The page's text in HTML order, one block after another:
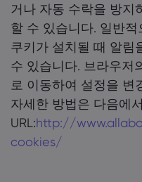
거나 자동 수락을 방지
할 수 있습니다. 일반
쿠키가 설치될 때 알림
수 있습니다. 브라우저
로 이동하여 설정을 변
자세한 방법은 다음에
URL:http://
cookies/